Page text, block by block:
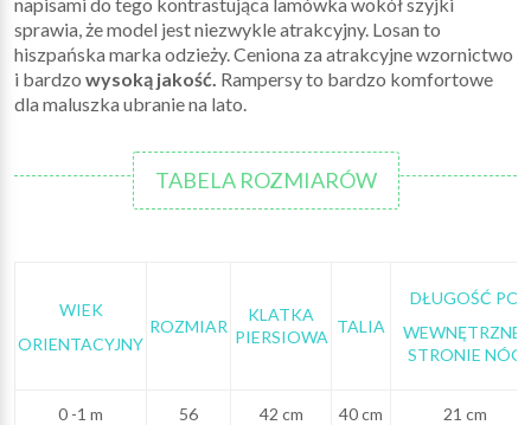
sprawia, że model jest niezwykle atrakcyjny. Losan to
hiszpańska marka odzieży. Ceniona za atrakcyjne wzornictwo
i bardzo wysoką jakość. Rampersy to bardzo komfortowe
dla maluszka ubranie na lato.
TABELA ROZMIARÓW
WIEK
ORIENTACYJNY
ROZMIAR
KLATKA
PIERSIOWA
TALIA
DŁUGOŚĆ PO
WEWNĘTRZNEJ
STRONIE NÓG
0 -1 m 56 42 cm 40 cm 21 cm